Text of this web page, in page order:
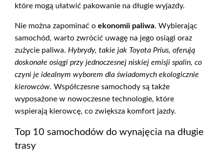
które mogą ułatwić pakowanie na długie wyjazdy.
Nie można zapominać o ekonomii paliwa. Wybierając
samochód, warto zwrócić uwagę na jego osiągi oraz
zużycie paliwa. Hybrydy, takie jak Toyota Prius, oferują
doskonałe osiągi przy jednoczesnej niskiej emisji spalin, co
czyni je idealnym wyborem dla świadomych ekologicznie
kierowców. Współczesne samochody są także
wyposażone w nowoczesne technologie, które
wspierają kierowcę, co zwiększa komfort jazdy.
Top 10 samochodów do wynajęcia na długie
trasy